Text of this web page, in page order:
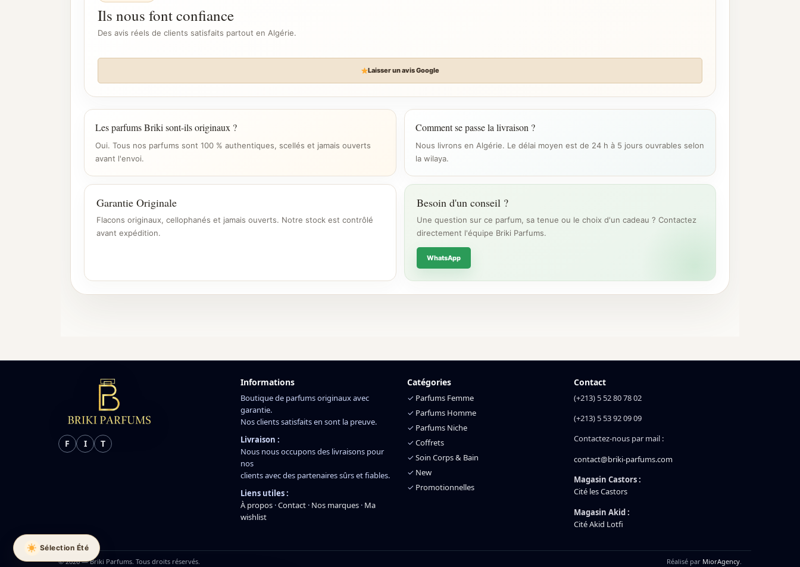
Ils nous font confiance
Des avis réels de clients satisfaits partout en Algérie.
Laisser un avis Google
Les parfums Briki sont-ils originaux ?
Oui. Tous nos parfums sont 100 % authentiques, scellés et jamais ouverts
avant l'envoi.
Comment se passe la livraison ?
Nous livrons en Algérie. Le délai moyen est de 24 h à 5 jours ouvrables selon
la wilaya.
Garantie Originale
Flacons originaux, cellophanés et jamais ouverts. Notre stock est contrôlé
avant expédition.
Besoin d'un conseil ?
Une question sur ce parfum, sa tenue ou le choix d'un cadeau ? Contactez
directement l'équipe Briki Parfums.
WhatsApp
F I T
Informations
Boutique de parfums originaux avec
garantie.
Nos clients satisfaits en sont la preuve.
Livraison :
Nous nous occupons des livraisons pour
nos
clients avec des partenaires sûrs et fiables.
Liens utiles :
À propos·Contact· Nos marques· Ma
wishlist
Catégories
✓ Parfums Femme
✓ Parfums Homme
✓ Parfums Niche
✓ Coffrets
✓ Soin Corps & Bain
✓ New
✓ Promotionnelles
Contact
(+213) 5 52 80 78 02
(+213) 5 53 92 09 09
Contactez-nous par mail :
contact@briki-parfums.com
Magasin Castors :
Cité les Castors
Magasin Akid :
Cité Akid Lotfi
© 2026 — Briki Parfums. Tous droits réservés. Réalisé par MiorAgency
Sélection Été